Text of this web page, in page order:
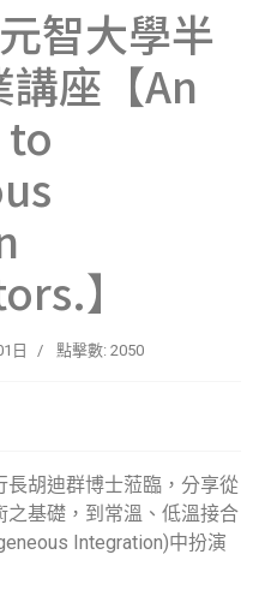
智大學半
座【An
】
日 點擊數: 2050
胡迪群博士蒞臨，分享從
基礎，到常溫、低溫接合
Integration)中扮演